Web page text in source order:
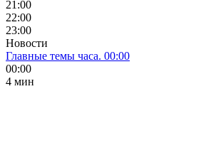
21:00
22:00
23:00
Новости
Главные темы часа. 00:00
00:00
4 мин